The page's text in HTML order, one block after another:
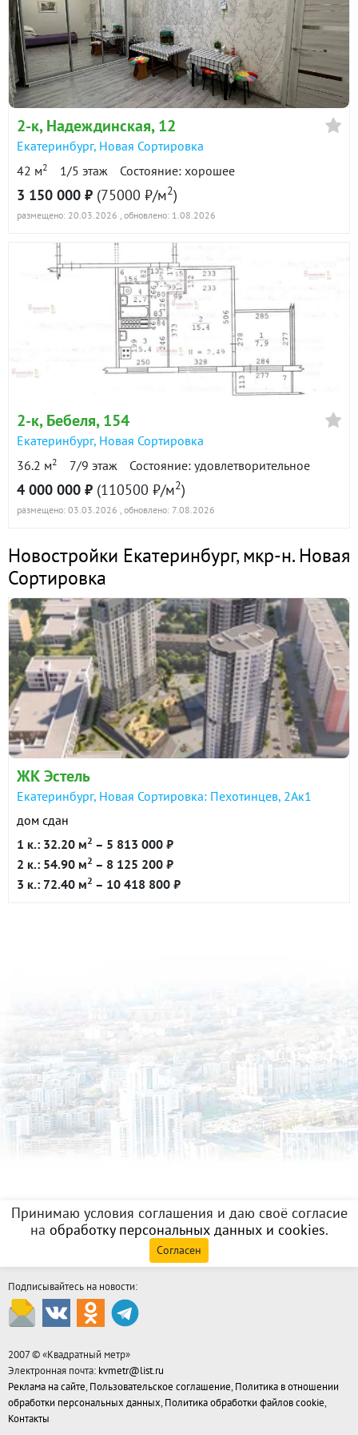
90 дн.
в продаже
3 500 000
81400 ₽/м²
Показать всю историю: 14 предложений →
2-к, Надеждинская, 12
Екатеринбург, Новая Сортировка
42 м2 1/5 этаж Состояние: хорошее
3 150 000 ₽ (75000 ₽/м2)
размещено: 20.03.2026 , обновлено: 1.08.2026
2-к, Бебеля, 154
Екатеринбург, Новая Сортировка
36.2 м2 7/9 этаж Состояние: удовлетворительное
4 000 000 ₽ (110500 ₽/м2)
размещено: 03.03.2026 , обновлено: 7.08.2026
Новостройки Екатеринбург,мкр-н. Новая
Сортировка
ЖК Эстель
Екатеринбург, Новая Сортировка: Пехотинцев, 2Ак1
дом сдан
1 к.: 32.20 м2 – 5 813 000 ₽
2 к.: 54.90 м2 – 8 125 200 ₽
3 к.: 72.40 м2 – 10 418 800 ₽
Принимаю условия соглашения и даю своё согласие
на обработку персональных данных и cookies.
Согласен
Подписывайтесь на новости:
2007 © «Квадратный метр»
Электронная почта: kvmetr@list.ru
Реклама на сайте, Пользовательское соглашение, Политика в отношении
обработки персональных данных, Политика обработки файлов cookie,
Контакты